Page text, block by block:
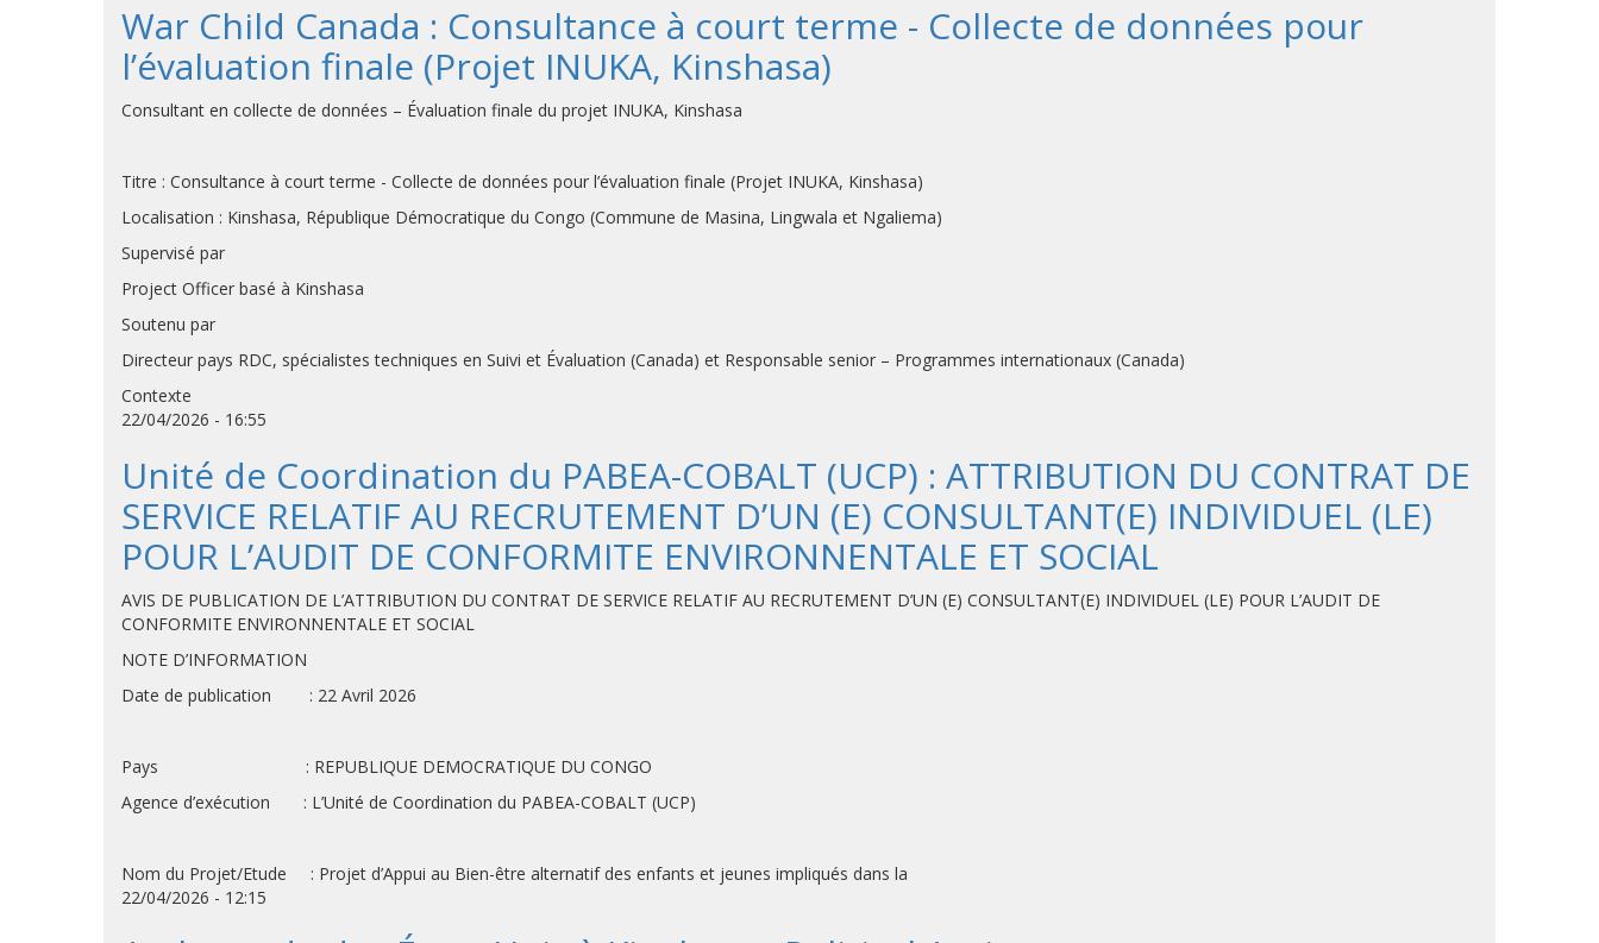
War Child Canada : Consultance à court terme - Collecte de données pour
l’évaluation finale (Projet INUKA, Kinshasa)
Consultant en collecte de données – Évaluation finale du projet INUKA, Kinshasa
Titre : Consultance à court terme - Collecte de données pour l’évaluation finale (Projet INUKA, Kinshasa)
Localisation : Kinshasa, République Démocratique du Congo (Commune de Masina, Lingwala et Ngaliema)
Supervisé par
Project Officer basé à Kinshasa
Soutenu par
Directeur pays RDC, spécialistes techniques en Suivi et Évaluation (Canada) et Responsable senior – Programmes internationaux (Canada)
Contexte
22/04/2026 - 16:55
Unité de Coordination du PABEA-COBALT (UCP) : ATTRIBUTION DU CONTRAT DE
SERVICE RELATIF AU RECRUTEMENT D’UN (E) CONSULTANT(E) INDIVIDUEL (LE)
POUR L’AUDIT DE CONFORMITE ENVIRONNENTALE ET SOCIAL
AVIS DE PUBLICATION DE L’ATTRIBUTION DU CONTRAT DE SERVICE RELATIF AU RECRUTEMENT D’UN (E) CONSULTANT(E) INDIVIDUEL (LE) POUR L’AUDIT DE
CONFORMITE ENVIRONNENTALE ET SOCIAL
NOTE D’INFORMATION
Date de publication : 22 Avril 2026
Pays : REPUBLIQUE DEMOCRATIQUE DU CONGO
Agence d’exécution : L’Unité de Coordination du PABEA-COBALT (UCP)
Nom du Projet/Etude : Projet d’Appui au Bien-être alternatif des enfants et jeunes impliqués dans la
22/04/2026 - 12:15